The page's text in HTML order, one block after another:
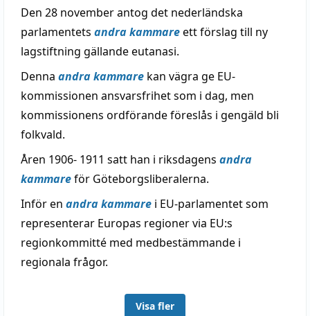
Den 28 november antog det nederländska
parlamentets andra kammareett förslag till ny
lagstiftning gällande eutanasi.
Denna andra kammare kan vägra ge EU-
kommissionen ansvarsfrihet som i dag, men
kommissionens ordförande föreslås i gengäld bli
folkvald.
Åren 1906- 1911 satt han i riksdagens andra
kammareför Göteborgsliberalerna.
Inför en andra kammare i EU-parlamentet som
representerar Europas regioner via EU:s
regionkommitté med medbestämmande i
regionala frågor.
Visa fler